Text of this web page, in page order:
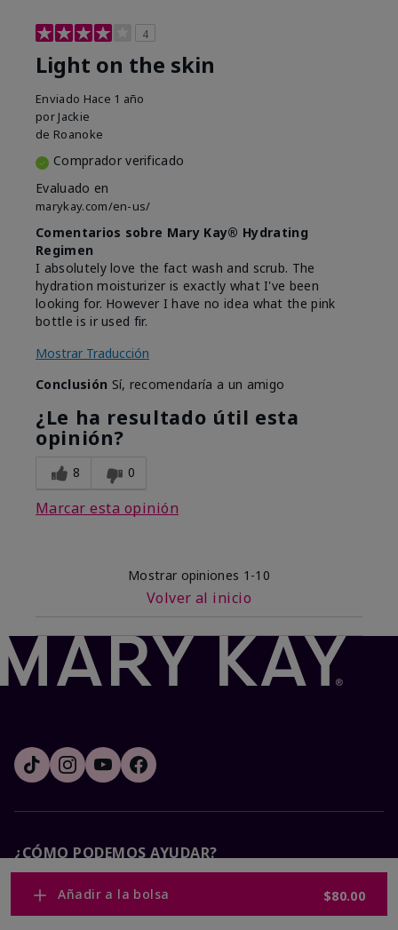
Añadir a la bolsa $80.00
4
Light on the skin
Enviado Hace 1 año
por Jackie
de Roanoke
Comprador verificado
Evaluado en
marykay.com/en-us/
Comentarios sobre Mary Kay® Hydrating
Regimen
I absolutely love the fact wash and scrub. The
hydration moisturizer is exactly what I've been
looking for. However I have no idea what the pink
bottle is ir used fir.
Mostrar Traducción
Conclusión Sí, recomendaría a un amigo
¿Le ha resultado útil esta
opinión?
8 0
Marcar esta opinión
Mostrar opiniones 1-10
Volver al inicio
¿CÓMO PODEMOS AYUDAR?
Recibe e-mails